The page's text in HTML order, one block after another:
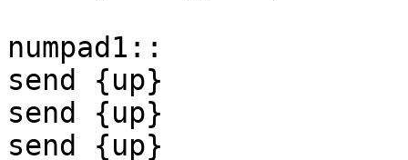
numpad1::
send {up}
send {up}
send {up}